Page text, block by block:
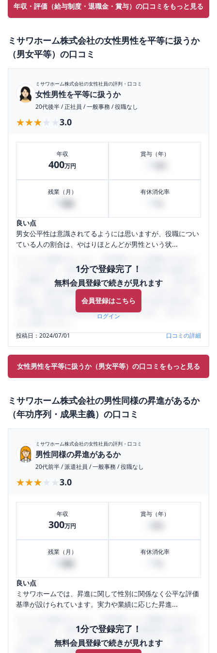
年収・評価（給与制度・退職金・賞与）の口コミをもっと見る
ミサワホーム株式会社の女性男性を平等に扱うか
（男女平等） の口コミ
ミサワホーム株式会社の女性社員の評判・口コミ
女性男性を平等に扱うか
20代後半/正社員 /一般事務 /役職なし
★★★★★
★★★★★ 3.0
年収
400万円
賞与（年）
残業（月） 有休消化率
良い点
男女公平性は意識されてるようには思いますが、役職につい
ている人の割合は、やはりほとんどが男性という状...
1分で登録完了！
無料会員登録で続きが見れます
会員登録はこちら
ログイン
うになります。SHEHUB(シーハブ)は、女性限定の企業口コ
ミの投稿サイトです。給与面・女性の働きやすさ・会社の評
判など、女性の転職は気にすべき点がたくさんあります。先
輩社員（元社員）の口コミを通して、本当の会社の姿を知
り、将来の不安や現在の悩みを解消するために、ぜひサイト
投稿日：2024/07/01 口コミの詳細
女性男性を平等に扱うか（男女平等）の口コミをもっと見る
ミサワホーム株式会社の男性同様の昇進があるか
（年功序列・成果主義） の口コミ
ミサワホーム株式会社の女性社員の評判・口コミ
男性同様の昇進があるか
20代前半/派遣社員 /一般事務 /役職なし
★★★★★
★★★★★ 3.0
年収
300万円
賞与（年）
残業（月） 有休消化率
良い点
ミサワホームでは、昇進に関して性別に関係なく公平な評価
基準が設けられています。実力や業績に応じた昇進...
1分で登録完了！
無料会員登録で続きが見れます
うになります。SHEHUB(シーハブ)は、女性限定の企業口コ
ミの投稿サイトです。給与面・女性の働きやすさ・会社の評
判など、女性の転職は気にすべき点がたくさんあります。先